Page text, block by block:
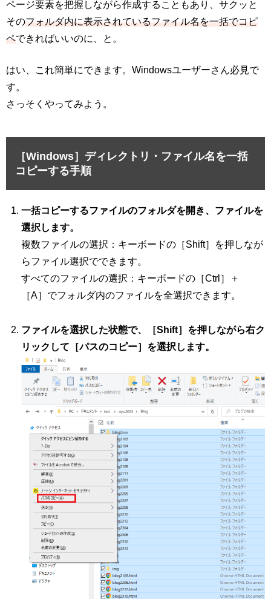
ページ要素を把握しながら作成することもあり、サクッと
そのフォルダ内に表示されているファイル名を一括でコピ
ペできればいいのに、と。
はい、これ簡単にできます。Windowsユーザーさん必見で
す。
さっそくやってみよう。
［Windows］ディレクトリ・ファイル名を一括
コピーする手順
一括コピーするファイルのフォルダを開き、ファイルを
選択します。
複数ファイルの選択：キーボードの［Shift］を押しなが
らファイル選択でできます。
すべてのファイルの選択：キーボードの［Ctrl］＋
［A］でフォルダ内のファイルを全選択できます。
ファイルを選択した状態で、［Shift］を押しながら右ク
リックして［パスのコピー］を選択します。